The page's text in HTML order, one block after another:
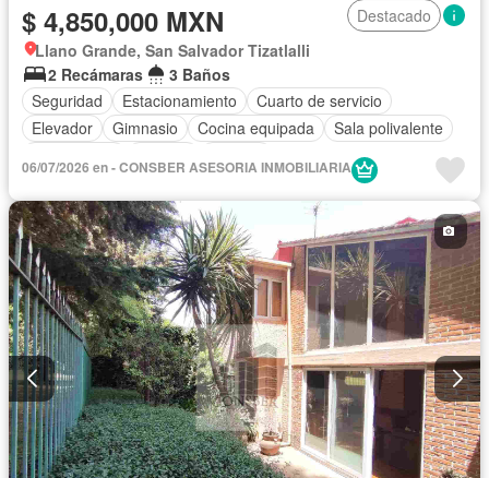
$ 4,850,000 MXN
Destacado
Llano Grande, San Salvador Tizatlalli
2 Recámaras
3 Baños
Seguridad
Estacionamiento
Cuarto de servicio
Elevador
Gimnasio Cocina equipada
Sala polivalente
Agua
Gas natural
Televisión por cable
Despacho
Vista panorámica
Caseta de vigilancia Sin amueblar
06/07/2026 en - CONSBER ASESORIA INMOBILIARIA